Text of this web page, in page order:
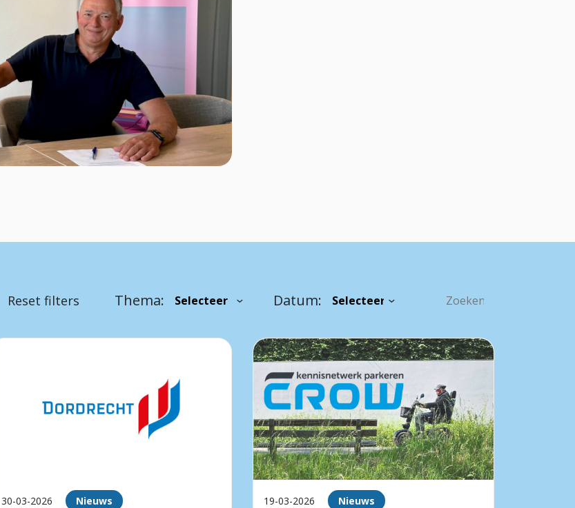
Reset filters Thema: Datum:
30-03-2026 Nieuws 19-03-2026 Nieuws